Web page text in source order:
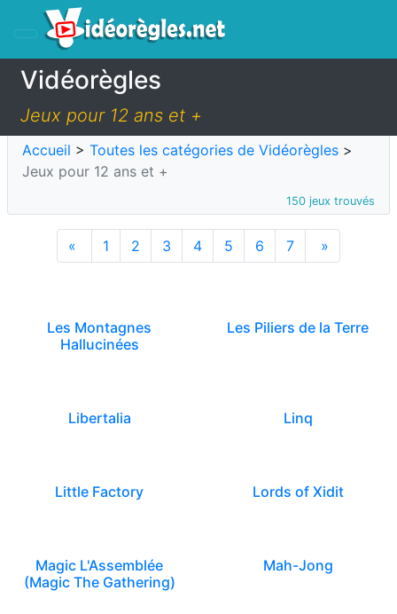
Vidéorègles
Jeux pour 12 ans et +
Accueil > Toutes les catégories de Vidéorègles >
Jeux pour 12 ans et +
150 jeux trouvés
« 1 2 3 4 5 6 7 »
Les Montagnes
Hallucinées
Les Piliers de la Terre
Libertalia Linq
Little Factory Lords of Xidit
Magic L'Assemblée
(Magic The Gathering)
Mah-Jong